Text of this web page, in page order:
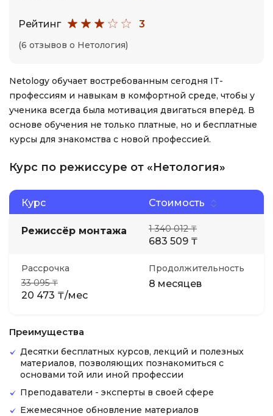
Рейтинг 3
(6 отзывов о Нетология)
Netology обучает востребованным сегодня IT-
профессиям и навыкам в комфортной среде, чтобы у
ученика всегда была мотивация двигаться вперёд. В
основе обучения не только платные, но и бесплатные
курсы для знакомства с новой профессией.
Курс по режиссуре от «Нетология»
Курс Стоимость
Режиссёр монтажа 1 340 012 ₸
683 509 ₸
Рассрочка
33 095 ₸
20 473 ₸/мес
Продолжительность
8 месяцев
Преимущества
Десятки бесплатных курсов, лекций и полезных
материалов, позволяющих познакомиться с
основами той или иной профессии
Преподаватели - эксперты в своей сфере
Ежемесячное обновление материалов